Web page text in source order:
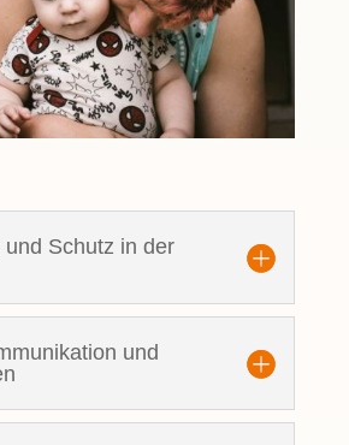
und Schutz in der
und